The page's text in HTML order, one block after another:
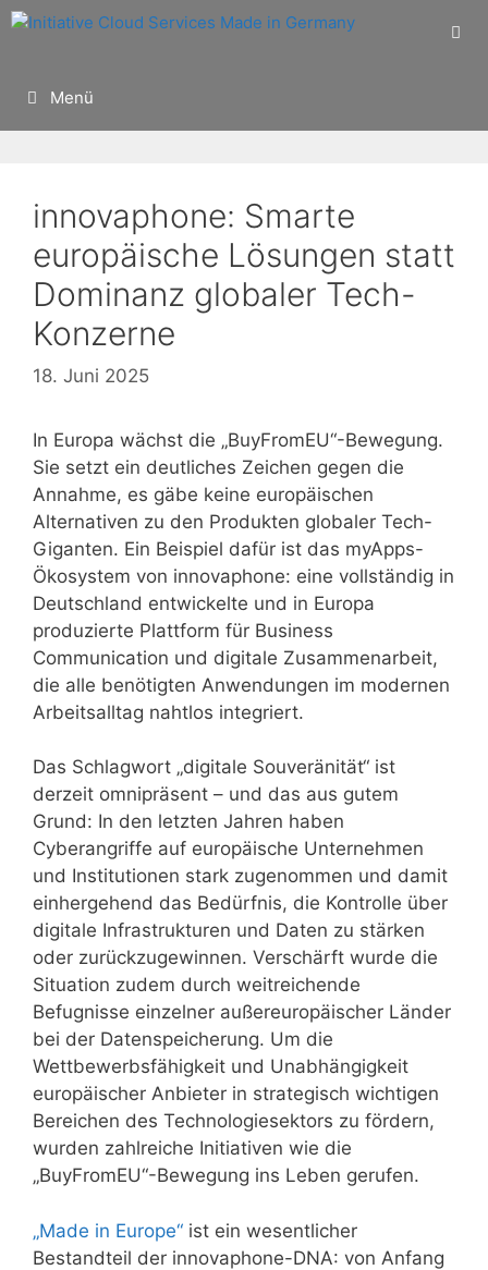
Zum
Menü
innovaphone: Smarte
europäische Lösungen statt
Dominanz globaler Tech-
Konzerne
18. Juni 2025
In Europa wächst die „BuyFromEU“-Bewegung.
Sie setzt ein deutliches Zeichen gegen die
Annahme, es gäbe keine europäischen
Alternativen zu den Produkten globaler Tech-
Giganten. Ein Beispiel dafür ist das myApps-
Ökosystem von innovaphone: eine vollständig in
Deutschland entwickelte und in Europa
produzierte Plattform für Business
Communication und digitale Zusammenarbeit,
die alle benötigten Anwendungen im modernen
Arbeitsalltag nahtlos integriert.
Das Schlagwort „digitale Souveränität“ ist
derzeit omnipräsent – und das aus gutem
Grund: In den letzten Jahren haben
Cyberangriffe auf europäische Unternehmen
und Institutionen stark zugenommen und damit
einhergehend das Bedürfnis, die Kontrolle über
digitale Infrastrukturen und Daten zu stärken
oder zurückzugewinnen. Verschärft wurde die
Situation zudem durch weitreichende
Befugnisse einzelner außereuropäischer Länder
bei der Datenspeicherung. Um die
Wettbewerbsfähigkeit und Unabhängigkeit
europäischer Anbieter in strategisch wichtigen
Bereichen des Technologiesektors zu fördern,
wurden zahlreiche Initiativen wie die
„BuyFromEU“-Bewegung ins Leben gerufen.
„Made in Europe“ ist ein wesentlicher
Bestandteil der innovaphone-DNA: von Anfang